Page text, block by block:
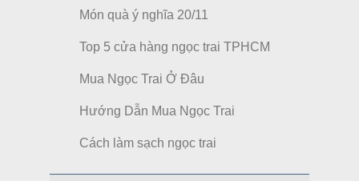
Món quà ý nghĩa 20/11
Top 5 cửa hàng ngọc trai TPHCM
Mua Ngọc Trai Ở Đâu
Hướng Dẫn Mua Ngọc Trai
Cách làm sạch ngọc trai